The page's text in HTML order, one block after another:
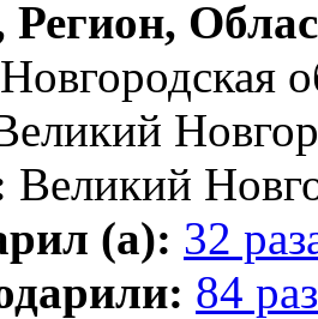
Регион,
Великий
(а): 32
84